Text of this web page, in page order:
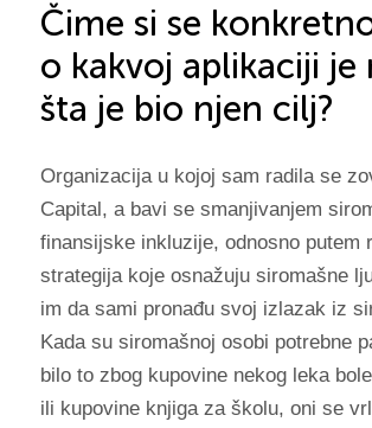
Čime si se
o kakvoj aplikaciji je
šta je bio njen cilj?
Organizacija u kojoj sam radila se
Capital, a bavi se smanjivanjem
finansijske inkluzije, odnosno putem
strategija koje osnažuju siromašne
im da sami pronađu svoj izlazak iz
Kada su siromašnoj osobi potrebne
bilo to zbog kupovine nekog leka
ili kupovine knjiga za školu, oni se